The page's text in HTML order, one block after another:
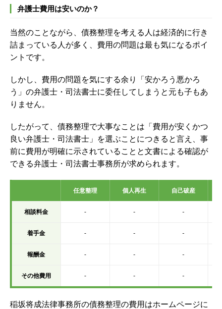
弁護士費用は安いのか？
当然のことながら、債務整理を考える人は経済的に行き
詰まっている人が多く、費用の問題は最も気になるポイ
ントです。
しかし、費用の問題を気にする余り「安かろう悪かろ
う」の弁護士・司法書士に委任してしまうと元も子もあ
りません。
したがって、債務整理で大事なことは「費用が安くかつ
良い弁護士・司法書士」を選ぶことにつきると言え、事
前に費用が明確に示されていることと文書による確認が
できる弁護士・司法書士事務所が求められます。
任意整理 個人再生 自己破産
相談料金 - - -
着手金 - - -
報酬金 - - -
その他費用 - - -
稲坂将成法律事務所の債務整理の費用はホームページに